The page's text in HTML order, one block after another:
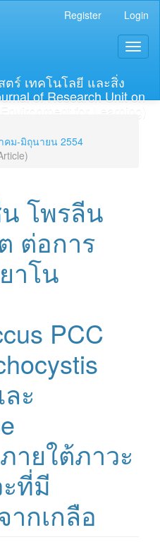
Register Login
ร์ เทคโนโลยี และสิ่ง
of Research Unit on
for Learning)
คม-มิถุนายน 2554
โพรลีน
ต่อการ
าโน
PCC
ะ
ายใต้ภาวะ
ที่มี
ากเกลือ